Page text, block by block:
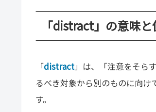
「distract」の意味
「distract」は、「注意をそら
るべき対象から別のものに向け
す。